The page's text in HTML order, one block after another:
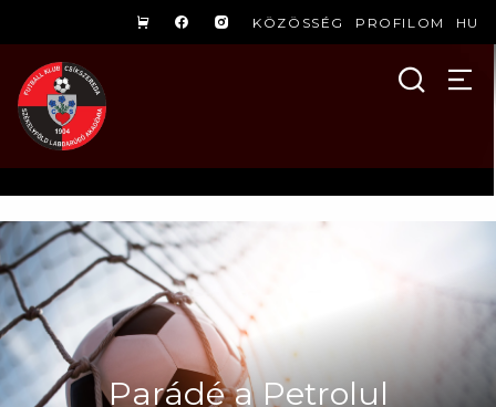
KÖZÖSSÉG PROFILOM HU
Parádé a Petrolul